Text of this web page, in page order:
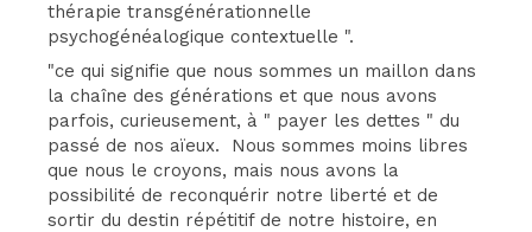
thérapie transgénérationnelle
psychogénéalogique contextuelle ".
"ce qui signifie que nous sommes un maillon dans
la chaîne des générations et que nous avons
parfois, curieusement, à " payer les dettes " du
passé de nos aïeux. Nous sommes moins libres
que nous le croyons, mais nous avons la
possibilité de reconquérir notre liberté et de
sortir du destin répétitif de notre histoire, en